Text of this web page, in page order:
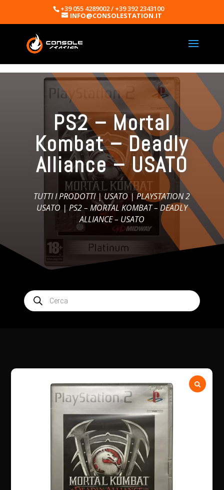
+39 055 4289002 / +39 392 2343100
INFO@CONSOLESTATION.IT
PS2 – Mortal
Kombat – Deadly
Alliance – USATO
TUTTI I PRODOTTI|USATO|PLAYSTATION 2
USATO | PS2 – MORTAL KOMBAT – DEADLY
ALLIANCE – USATO
Products
search